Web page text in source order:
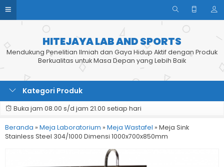
HITEJAYA LAB AND SPORTS
Mendukung Penelitian Ilmiah dan Gaya Hidup Aktif dengan Produk
Berkualitas untuk Masa Depan yang Lebih Baik
Kategori Produk
Buka jam 08.00 s/d jam 21.00 setiap hari
Beranda » Meja Laboratorium » Meja Wastafel » Meja Sink
Stainless Steel 304/1000 Dimensi 1000x700x850mm